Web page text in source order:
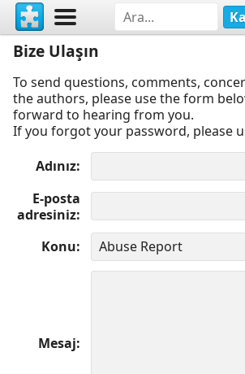
Bize Ulaşın
To send questions, comments,
the authors, please use the form
forward to hearing from you.
If you forgot your password, please
Adınız
E-posta
adresiniz
Konu
Mesaj